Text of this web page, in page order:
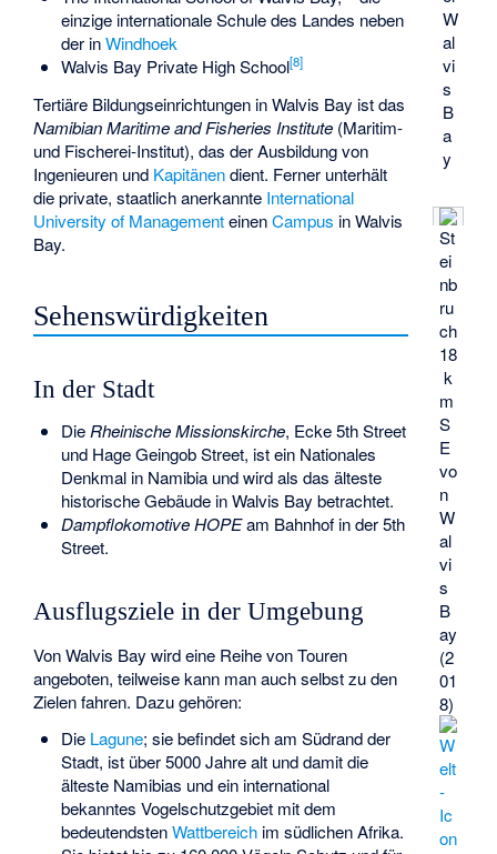
W
al
vi
s
B
a
y
St
ei
nb
ru
ch
18
k
m
S
E
vo
n
W
al
vi
s
B
ay
(2
01
8)
einzige internationale Schule des Landes neben
der inWindhoek
Walvis Bay Private High School[8]
Tertiäre Bildungseinrichtungen in Walvis Bay ist das
Namibian Maritime and Fisheries Institute (Maritim-
und Fischerei-Institut), das der Ausbildung von
Ingenieuren und Kapitänendient. Ferner unterhält
die private, staatlich anerkannte International
University of ManagementeinenCampus in Walvis
Bay.
Sehenswürdigkeiten
In der Stadt
Die Rheinische Missionskirche, Ecke 5th Street
und Hage Geingob Street, ist ein Nationales
Denkmal in Namibiaund wird als das älteste
historische Gebäude in Walvis Bay betrachtet.
Dampflokomotive HOPEam Bahnhof in der 5th
Street.
Ausflugsziele in der Umgebung
Von Walvis Bay wird eine Reihe von Touren
angeboten, teilweise kann man auch selbst zu den
Zielen fahren. Dazu gehören:
Die Lagune; sie befindet sich am Südrand der
Stadt, ist über 5000 Jahre alt und damit die
älteste Namibias und ein international
bekanntes Vogelschutzgebiet mit dem
bedeutendstenWattbereichim südlichen Afrika.